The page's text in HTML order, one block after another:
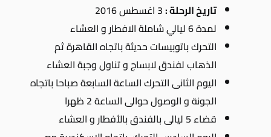
تاريخ الرحلة :
لمدة 6 ليالي شاملة الافطار و العشاء
التحرك باتوبيسات حديثة باتجاه القاهرة ثم
الذهاب لفندق لابساج و تناول وجبة العشاء
اليوم الثانى التحرك الساعة السابعة صباحا باتجاه
الجونة و الوصول حوالى الساعة 2 ظهرا
قضاء 5 ليالى بالفندق بالأفطار و العشاء